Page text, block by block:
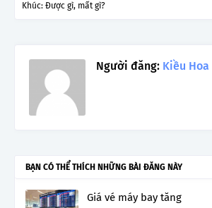
Khúc: Được gì, mất gì?
Người đăng: Kiều Hoa
BẠN CÓ THỂ THÍCH NHỮNG BÀI ĐĂNG NÀY
Giá vé máy bay tăng